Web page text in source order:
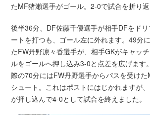
たMF猪瀨選手がゴール。2-0で試合を折り返
後半36分、DF佐藤千優選手が相手DFをド
ートを打つも、ゴール左に外れます。49分
たFW丹野凛々香選手が、相手GKがキャッ
ルをゴールへ押し込み3-0と点差を広げます
際の70分にはFW丹野選手からパスを受け
シュート。これはポストにはじかれますが
が押し込んで4-0として試合を終えました。